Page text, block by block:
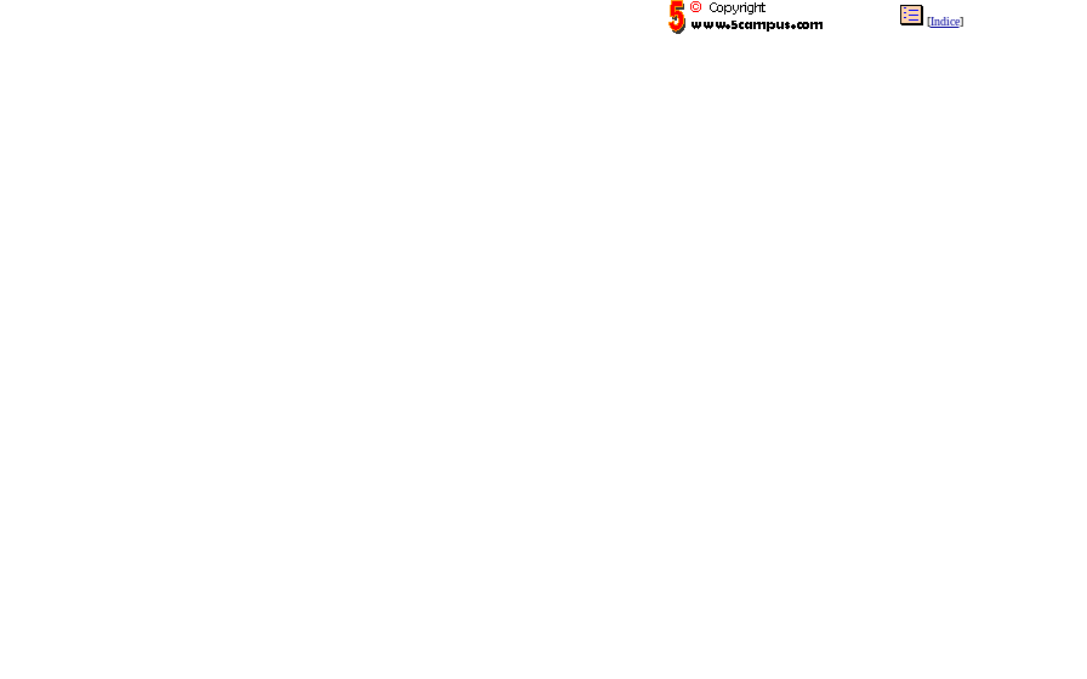
[Indice]